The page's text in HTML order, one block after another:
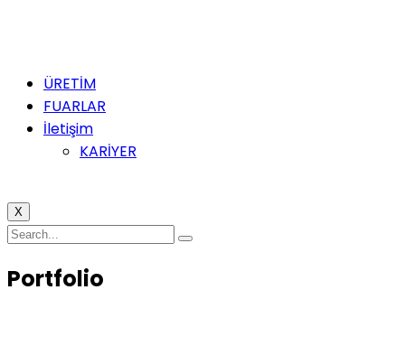
ÜRETİM
FUARLAR
İletişim
KARİYER
X
Portfolio